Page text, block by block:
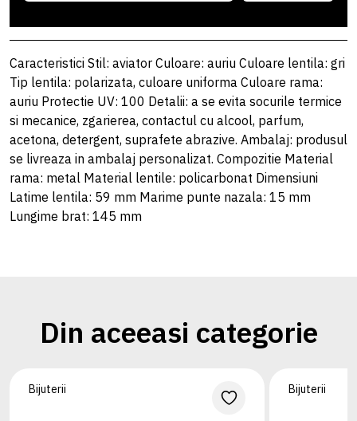
Caracteristici Stil: aviator Culoare: auriu Culoare lentila: gri
Tip lentila: polarizata, culoare uniforma Culoare rama:
auriu Protectie UV: 100 Detalii: a se evita socurile termice
si mecanice, zgarierea, contactul cu alcool, parfum,
acetona, detergent, suprafete abrazive. Ambalaj: produsul
se livreaza in ambalaj personalizat. Compozitie Material
rama: metal Material lentile: policarbonat Dimensiuni
Latime lentila: 59 mm Marime punte nazala: 15 mm
Lungime brat: 145 mm
Din aceeasi categorie
Bijuterii Bijuterii